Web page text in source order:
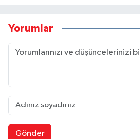
Yorumlar
Gönder